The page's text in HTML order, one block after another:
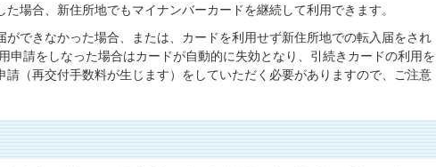
た場合、新住所地でもマイナンバーカードを継続して利用できます。
ができなかった場合、または、カードを利用せず新住所地での転入届をされ
申請をしなった場合はカードが自動的に失効となり、引続きカードの利用を
請（再交付手数料が生じます）をしていただく必要がありますので、ご注意